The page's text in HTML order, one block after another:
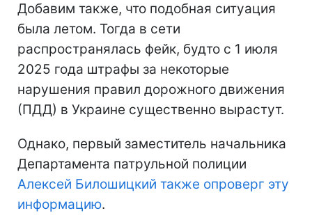
Добавим также, что подобная ситуация
была летом. Тогда в сети
распространялась фейк, будто с 1 июля
2025 года штрафы за некоторые
нарушения правил дорожного движения
(ПДД) в Украине существенно вырастут.
Однако, первый заместитель начальника
Департамента патрульной полиции
Алексей Билошицкий также опроверг эту
информацию.